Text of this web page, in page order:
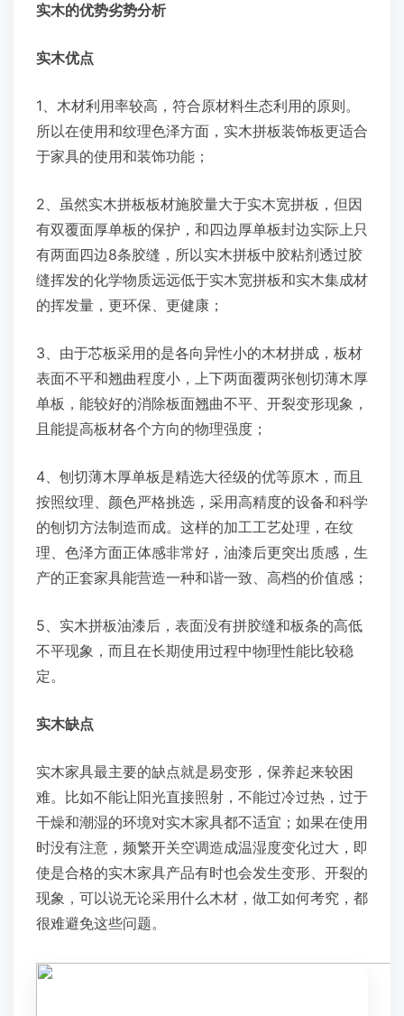
实木的优势劣势分析
实木优点
1、木材利用率较高，符合原材料生态利用的原则。
所以在使用和纹理色泽方面，实木拼板装饰板更适合
于家具的使用和装饰功能；
2、虽然实木拼板板材施胶量大于实木宽拼板，但因
有双覆面厚单板的保护，和四边厚单板封边实际上只
有两面四边8条胶缝，所以实木拼板中胶粘剂透过胶
缝挥发的化学物质远远低于实木宽拼板和实木集成材
的挥发量，更环保、更健康；
3、由于芯板采用的是各向异性小的木材拼成，板材
表面不平和翘曲程度小，上下两面覆两张刨切薄木厚
单板，能较好的消除板面翘曲不平、开裂变形现象，
且能提高板材各个方向的物理强度；
4、刨切薄木厚单板是精选大径级的优等原木，而且
按照纹理、颜色严格挑选，采用高精度的设备和科学
的刨切方法制造而成。这样的加工工艺处理，在纹
理、色泽方面正体感非常好，油漆后更突出质感，生
产的正套家具能营造一种和谐一致、高档的价值感；
5、实木拼板油漆后，表面没有拼胶缝和板条的高低
不平现象，而且在长期使用过程中物理性能比较稳
定。
实木缺点
实木家具最主要的缺点就是易变形，保养起来较困
难。比如不能让阳光直接照射，不能过冷过热，过于
干燥和潮湿的环境对实木家具都不适宜；如果在使用
时没有注意，频繁开关空调造成温湿度变化过大，即
使是合格的实木家具产品有时也会发生变形、开裂的
现象，可以说无论采用什么木材，做工如何考究，都
很难避免这些问题。